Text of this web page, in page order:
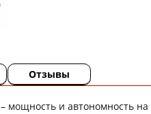
Отзывы
– мощность и автономность